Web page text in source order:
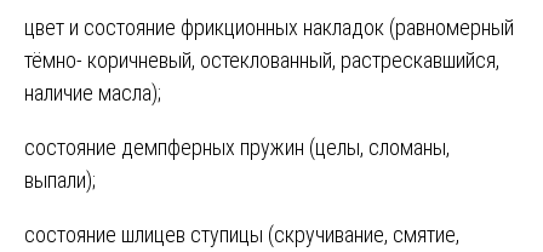
цвет и состояние фрикционных накладок (равномерный
тёмно- коричневый, остеклованный, растрескавшийся,
наличие масла);
состояние демпферных пружин (целы, сломаны,
выпали);
состояние шлицев ступицы (скручивание, смятие,